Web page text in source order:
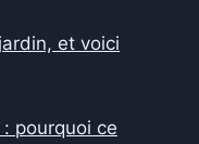
et voici
pourquoi ce